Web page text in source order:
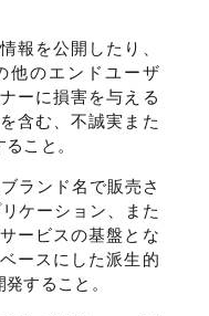
報を公開したり、
他のエンドユーザ
ーに損害を与える
含む、不誠実また
こと。
ランド名で販売さ
ケーション、また
ービスの基盤とな
ースにした派生的
すること。